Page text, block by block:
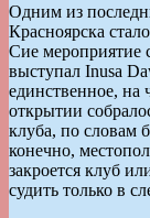
Одним из
Красноярска
Сие мероприятие
выступал Inusa
единственное, на
открытии
клуба, по словам
конечно,
закроется клуб
судить только в